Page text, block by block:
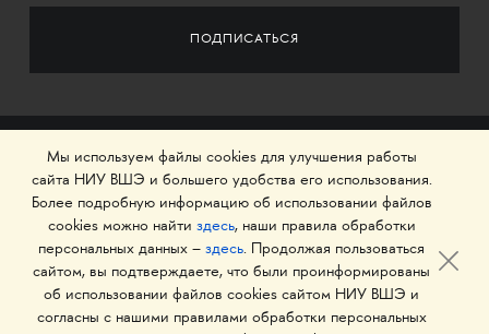
© 1993–2026 Национальный исследовательский
Мы используем файлы cookies для улучшения работы
сайта НИУ ВШЭ и большего удобства его использования.
Более подробную информацию об использовании файлов
cookies можно найти здесь, наши правила обработки
персональных данных – здесь. Продолжая пользоваться
сайтом, вы подтверждаете, что были проинформированы
об использовании файлов cookies сайтом НИУ ВШЭ и
согласны с нашими правилами обработки персональных